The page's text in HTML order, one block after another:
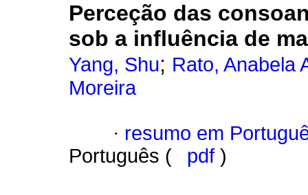
Perceção das
sob a influência de
Yang, Shu; Rato, Anabela
Moreira
· resumo em
Português (
pdf )